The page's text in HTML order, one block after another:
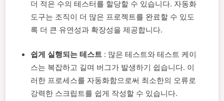
더 적은 수의 테스터를 할당할 수 있습니다. 자동화
도구는 조직이 더 많은 프로젝트를 완료할 수 있도
록 더 큰 유연성과 확장성을 제공합니다.
쉽게 실행되는 테스트 : 많은 테스트와 테스트 케이
스는 복잡하고 길며 버그가 발생하기 쉽습니다. 이
러한 프로세스를 자동화함으로써 최소한의 오류로
강력한 스크립트를 쉽게 작성할 수 있습니다.